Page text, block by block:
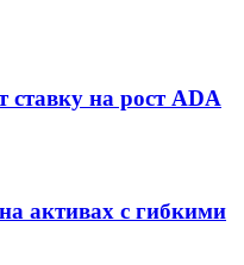
на рост ADA
активах с гибкими